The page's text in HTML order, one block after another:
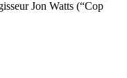
Jon Watts (“Cop